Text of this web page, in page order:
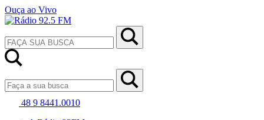
Ouça ao Vivo
48 9 8441.0010